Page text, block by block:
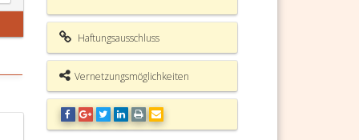
Haftungsausschluss
Vernetzungsmöglichkeiten